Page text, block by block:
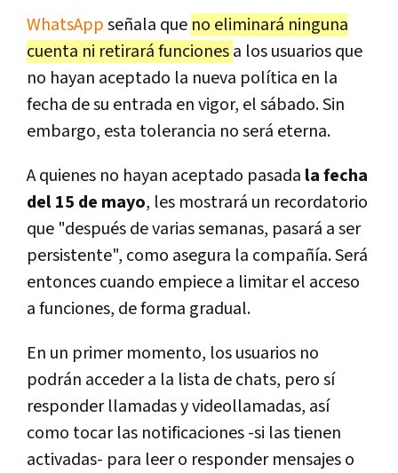
WhatsAppseñala que no eliminará ninguna
cuenta ni retirará funcionesa los usuarios que
no hayan aceptado la nueva política en la
fecha de su entrada en vigor, el sábado. Sin
embargo, esta tolerancia no será eterna.
A quienes no hayan aceptado pasada la fecha
del 15 de mayo, les mostrará un recordatorio
que "después de varias semanas, pasará a ser
persistente", como asegura la compañía. Será
entonces cuando empiece a limitar el acceso
a funciones, de forma gradual.
En un primer momento, los usuarios no
podrán acceder a la lista de chats, pero sí
responder llamadas y videollamadas, así
como tocar las notificaciones -si las tienen
activadas- para leer o responder mensajes o